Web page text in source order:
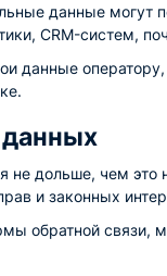
данные могут
CRM-систем,
данные
не дольше, чем это
и законных
обратной связи,